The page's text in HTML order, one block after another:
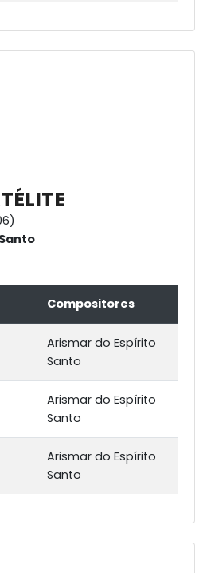
Compositores
Arismar do Espírito
Santo
Arismar do Espírito
Santo
Arismar do Espírito
Santo